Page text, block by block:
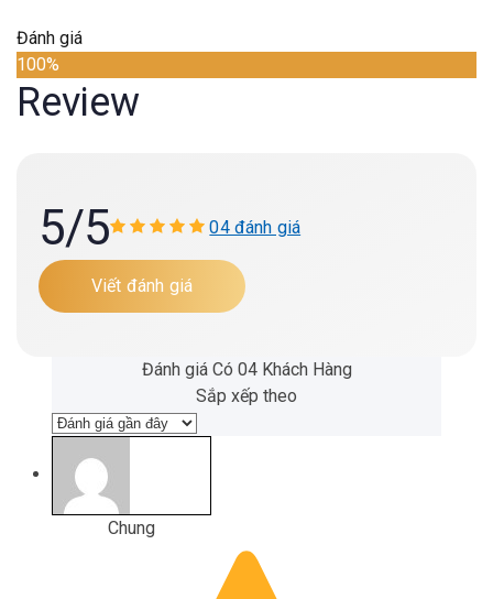
Đánh giá
100%
Review
5/5 04 đánh giá
Viết đánh giá
Đánh giá Có 04 Khách Hàng
Sắp xếp theo
Chung